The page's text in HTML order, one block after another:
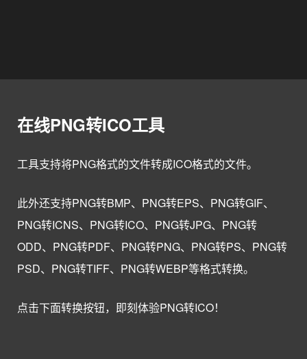
在线PNG转ICO工具
工具支持将PNG格式的文件转成ICO格式的文件。
此外还支持PNG转BMP、PNG转EPS、PNG转GIF、
PNG转ICNS、PNG转ICO、PNG转JPG、PNG转
ODD、PNG转PDF、PNG转PNG、PNG转PS、PNG转
PSD、PNG转TIFF、PNG转WEBP等格式转换。
点击下面转换按钮，即刻体验PNG转ICO！